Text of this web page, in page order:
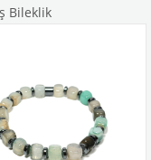
Bileklik